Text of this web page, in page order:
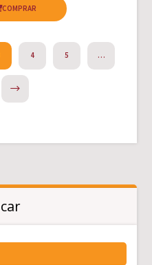
COMPRAR
4 5 …